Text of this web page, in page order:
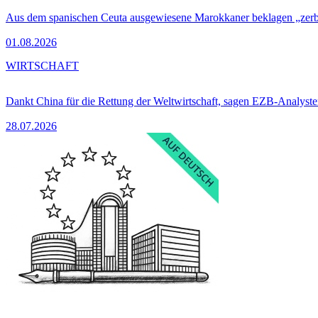
Aus dem spanischen Ceuta ausgewiesene Marokkaner beklagen
01.08.2026
Dankt China für die Rettung der Weltwirtschaft, sagen EZB-
28.07.2026
WIRTSCHAFT